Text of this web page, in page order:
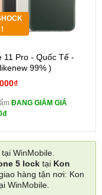
!
11 Pro - Quốc Tế -
99% )
ĐANG GIẢM GIÁ
WinMobile.
5 lock tại Kon
hàng tận nơi: Kon
WinMobile.